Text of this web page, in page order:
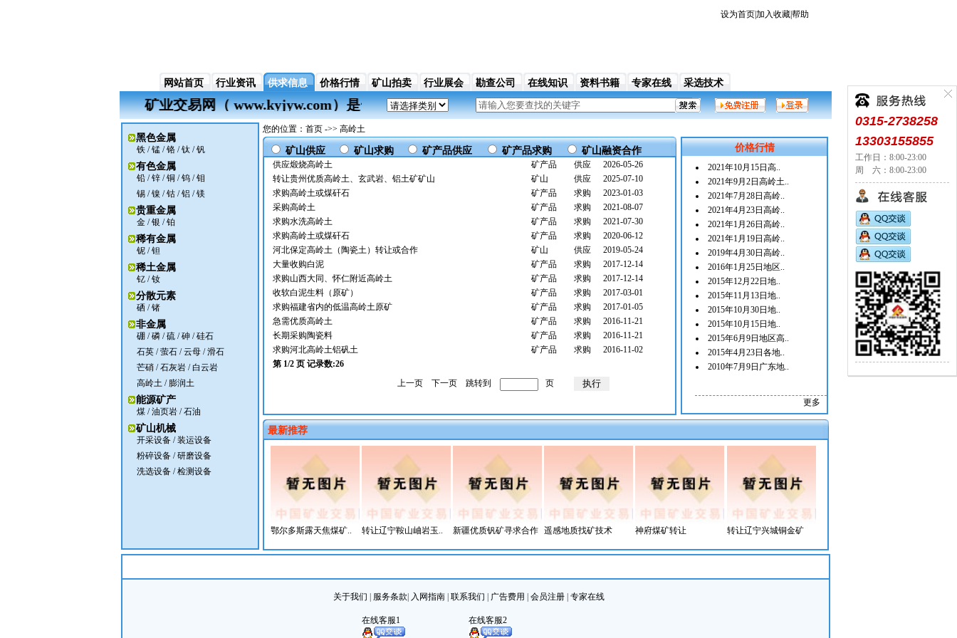
设为首页加入收藏帮助
网站首页 行业资讯 供求信息 价格行情 矿山拍卖 行业展会 勘查公司 在线知识 资料书籍 专家在线 采选技术
矿业交易网（ www.kyjyw.com）是一家基于中国矿业交易、买卖行业的门户网站，它面向各地拥有矿业和对矿业感兴趣的用户，
黑色金属
铁 /锰 /铬 /钛 /钒
有色金属
铅 /锌 /铜 /钨 /钼
锡 /镍 /钴 /铝 /镁
贵重金属
金 /银 / 铂
稀有金属
铌 /钽
稀土金属
钇 /钕
分散元素
硒 /锗
非金属
硼 /磷 /硫 /砷 /硅石
石英 /萤石 /云母 /滑石
芒硝 /石灰岩 /白云岩
高岭土 / 膨润土
能源矿产
煤 / 油页岩 /石油
矿山机械
开采设备 /装运设备
粉碎设备 /研磨设备
洗选设备 /检测设备
您的位置：首页 ->> 高岭土
矿山供应 矿山求购 矿产品供应 矿产品求购 矿山融资合作
供应煅烧高岭土 矿产品 供应
2026-05-26
转让贵州优质高岭土、玄武岩、铝土矿矿山
矿山 供应
2025-07-10
求购高岭土或煤矸石
矿产品 求购
2023-01-03
采购高岭土
矿产品 求购
2021-08-07
求购水洗高岭土
矿产品 求购
2021-07-30
求购高岭土或煤矸石
矿产品 求购
2020-06-12
河北保定高岭土（陶瓷土）转让或合作
矿山 供应
2019-05-24
大量收购白泥
矿产品 求购
2017-12-14
求购山西大同、怀仁附近高岭土
矿产品 求购
2017-12-14
收软白泥生料（原矿）
矿产品 求购
2017-03-01
求购福建省内的低温高岭土原矿
矿产品 求购
2017-01-05
急需优质高岭土
矿产品 求购
2016-11-21
长期采购陶瓷料
矿产品 求购
2016-11-21
求购河北高岭土铝矾土
矿产品 求购
2016-11-02
第 1/2 页 记录数:26
上一页
跳转到
下一页 页
价格行情
2021年10月15日高..
2021年9月2日高岭土..
2021年7月28日高岭..
2021年4月23日高岭..
2021年1月26日高岭..
2021年1月19日高岭..
2019年4月30日高岭..
2016年1月25日地区..
2015年12月22日地..
2015年11月13日地..
2015年10月30日地..
2015年10月15日地..
2015年6月9日地区高..
2015年4月23日各地..
2010年7月9日广东地..
更多
最新推荐
鄂尔多斯露天焦煤矿.. 转让辽宁鞍山岫岩玉.. 新疆优质钒矿寻求合作 遥感地质找矿技术 神府煤矿转让 转让辽宁兴城铜金矿
关于我们 服务条款 入网指南| 联系我们 广告费用 会员注册| 专家在线
在线客服1 在线客服2
0315-2738258
13303155855
工作日：8:00-23:00
周 六：8:00-23:00